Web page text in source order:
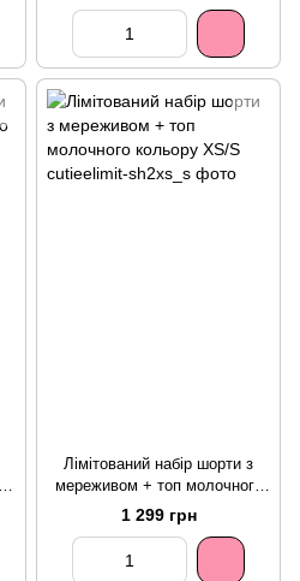
Лімітований набір шорти з
мереживом + топ молочного
кольору XS/S
1 299 грн